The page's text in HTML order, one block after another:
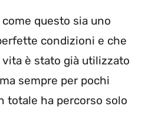
questo sia uno
condizioni e che
è stato già utilizzato
sempre per pochi
totale ha percorso solo